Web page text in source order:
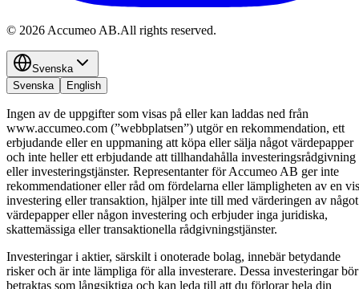
© 2026 Accumeo AB.All rights reserved.
Svenska
Svenska
English
Ingen av de uppgifter som visas på eller kan laddas ned från
www.accumeo.com (”webbplatsen”) utgör en rekommendation, ett
erbjudande eller en uppmaning att köpa eller sälja något värdepapper
och inte heller ett erbjudande att tillhandahålla investeringsrådgivning
eller investeringstjänster. Representanter för Accumeo AB ger inte
rekommendationer eller råd om fördelarna eller lämpligheten av en
investering eller transaktion, hjälper inte till med värderingen av något
värdepapper eller någon investering och erbjuder inga juridiska,
skattemässiga eller transaktionella rådgivningstjänster.
Investeringar i aktier, särskilt i onoterade bolag, innebär betydande
risker och är inte lämpliga för alla investerare. Dessa investeringar bör
betraktas som långsiktiga och kan leda till att du förlorar hela din